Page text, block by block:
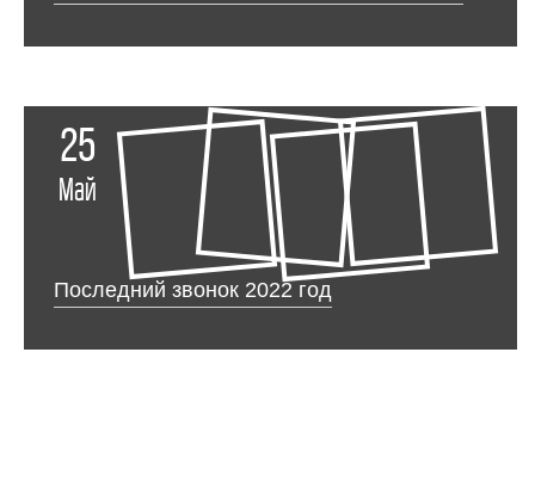
25
Май
Последний звонок 2022 год